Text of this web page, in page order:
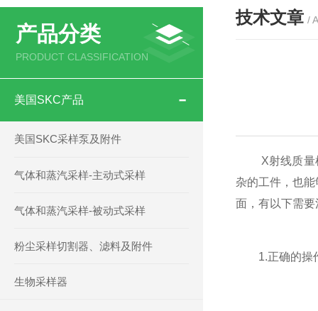
产品分类
PRODUCT CLASSIFICATION
美国SKC产品
美国SKC采样泵及附件
气体和蒸汽采样-主动式采样
气体和蒸汽采样-被动式采样
粉尘采样切割器、滤料及附件
生物采样器
技术文章 /
X射线质量检
杂的工件，也
面，有以下需
1.正确的操